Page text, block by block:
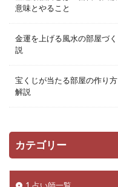
意味とやること
金運を上げる風水の部屋づ
説
宝くじが当たる部屋の作り
解説
カテゴリー